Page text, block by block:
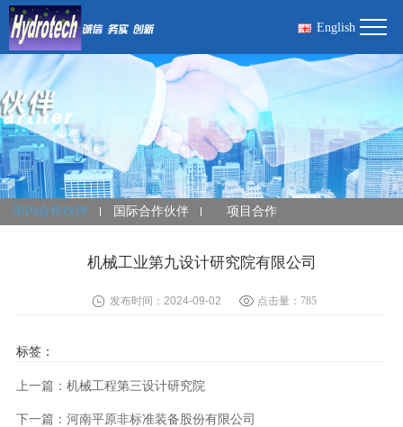
English
国内合作伙伴 国际合作伙伴 项目合作
机械工业第九设计研究院有限公司
发布时间：2024-09-02 点击量： 785
标签：
上一篇：机械工程第三设计研究院
下一篇：河南平原非标准装备股份有限公司